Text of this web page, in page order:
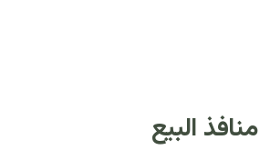
منافذ البيع